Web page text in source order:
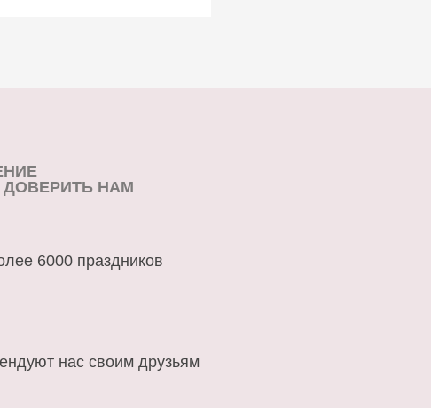
ДОВЕРИТЬ НАМ
6000 праздников
нас своим друзьям